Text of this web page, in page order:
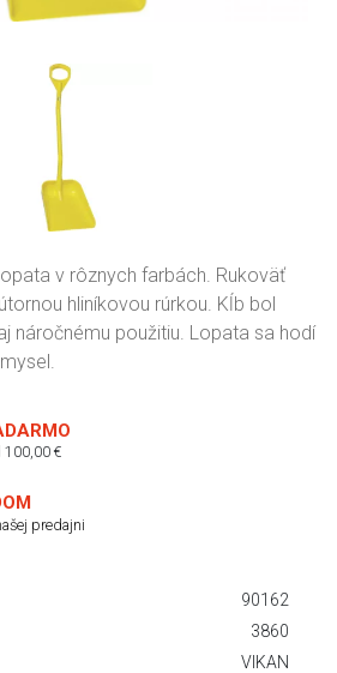
v rôznych farbách. Rukoväť
hliníkovou rúrkou. Kĺb bol
náročnému použitiu. Lopata sa hodí
100,00 €
predajni
90162
3860
VIKAN